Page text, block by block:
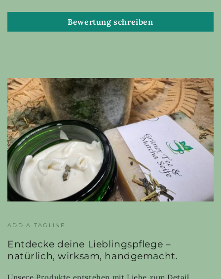
Bewertung schreiben
ADD A TAGLINE
Entdecke deine Lieblingspflege –
natürlich, wirksam, handgemacht.